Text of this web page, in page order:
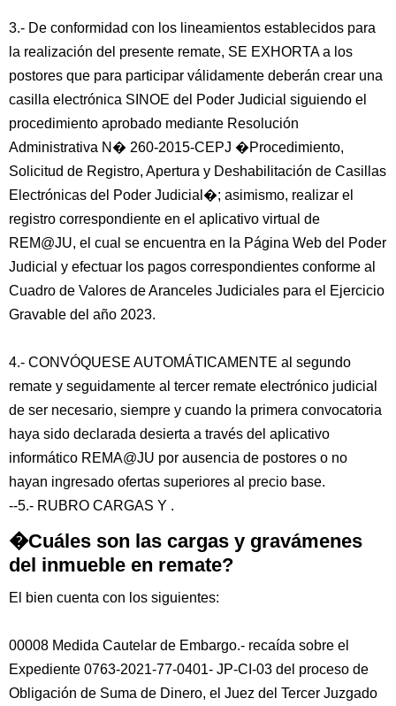
3.- De conformidad con los lineamientos establecidos para
la realización del presente remate, SE EXHORTA a los
postores que para participar válidamente deberán crear una
casilla electrónica SINOE del Poder Judicial siguiendo el
procedimiento aprobado mediante Resolución
Administrativa N� 260-2015-CEPJ �Procedimiento,
Solicitud de Registro, Apertura y Deshabilitación de Casillas
Electrónicas del Poder Judicial�; asimismo, realizar el
registro correspondiente en el aplicativo virtual de
REM@JU, el cual se encuentra en la Página Web del Poder
Judicial y efectuar los pagos correspondientes conforme al
Cuadro de Valores de Aranceles Judiciales para el Ejercicio
Gravable del año 2023.
4.- CONVÓQUESE AUTOMÁTICAMENTE al segundo
remate y seguidamente al tercer remate electrónico judicial
de ser necesario, siempre y cuando la primera convocatoria
haya sido declarada desierta a través del aplicativo
informático REMA@JU por ausencia de postores o no
hayan ingresado ofertas superiores al precio base.
--5.- RUBRO CARGAS Y .
�Cuáles son las cargas y gravámenes
del inmueble en remate?
El bien cuenta con los siguientes:
00008 Medida Cautelar de Embargo.- recaída sobre el
Expediente 0763-2021-77-0401- JP-CI-03 del proceso de
Obligación de Suma de Dinero, el Juez del Tercer Juzgado